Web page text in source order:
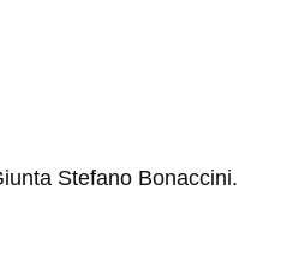
Stefano Bonaccini.